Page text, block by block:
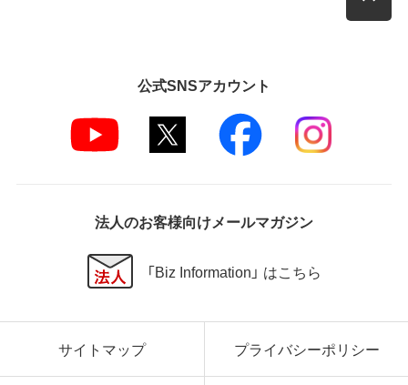
公式SNSアカウント
法人のお客様向けメールマガジン
「Biz Information」 はこちら
サイトマップ プライバシーポリシー